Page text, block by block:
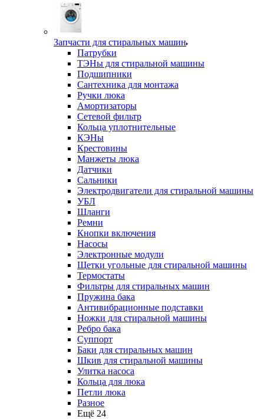
Запчасти для стиральных машин
Патрубки
ТЭНы для стиральной машины
Подшипники
Сантехника для монтажа
Ручки люка
Амортизаторы
Сетевой фильтр
Кольца уплотнительные
КЭНы
Крестовины
Манжеты люка
Датчики
Сальники
Электродвигатели для стиральной машины
УБЛ
Шланги
Ремни
Кнопки включения
Насосы
Электронные модули
Щетки угольные для стиральной машины
Термостаты
Фильтры для стиральных машин
Пружина бака
Антивибрационные подставки
Ножки для стиральной машины
Ребро бака
Суппорт
Баки для стиральных машин
Шкив для стиральной машины
Улитка насоса
Кольца для люка
Петли люка
Разное
Ещё 24